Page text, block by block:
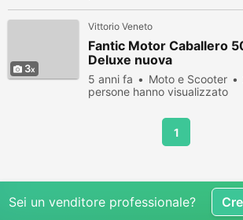
3
Vittorio Veneto
Fantic Motor Caballero
Deluxe nuova
5 anni fa Moto e Scooter
persone hanno visualizzato
1
Sei un venditore professionale?